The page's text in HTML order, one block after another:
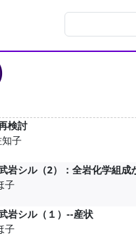
検討
子
岩シル（2）：全岩化学組成
子
岩シル（１）--産状
子